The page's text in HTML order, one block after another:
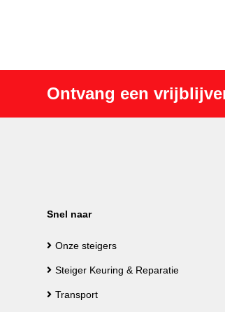
Ontvang een
Snel naar
Onze steigers
Steiger Keuring & Reparatie
Transport